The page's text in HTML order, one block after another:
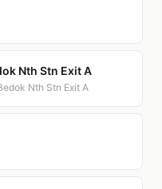
Nth Stn Exit A
Nth Stn Exit A